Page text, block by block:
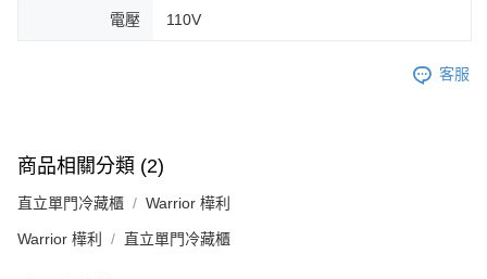
電壓 110V
客服
商品相關分類 (2)
直立單門冷藏櫃 Warrior 樺利
Warrior 樺利 直立單門冷藏櫃